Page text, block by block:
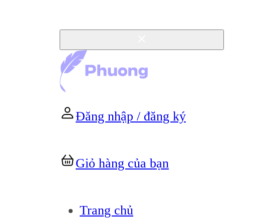
Đăng nhập / đăng ký
Giỏ hàng của bạn
Trang chủ